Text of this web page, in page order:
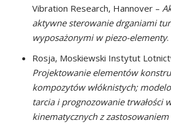
Vibration Research, Hannover –
aktywne sterowanie drganiami
wyposażonymi w piezo-elementy.
Rosja, Moskiewski Instytut
Projektowanie elementów
kompozytów włóknistych;
tarcia i prognozowanie trwałości
kinematycznych z